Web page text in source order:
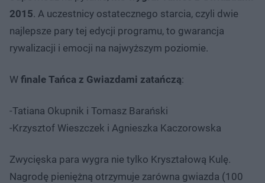
2015. A uczestnicy ostatecznego starcia, czyli dwie
najlepsze pary tej edycji programu, to gwarancja
rywalizacji i emocji na najwyższym poziomie.
W finale Tańca z Gwiazdami zatańczą:
-Tatiana Okupnik i Tomasz Barański
-Krzysztof Wieszczek i Agnieszka Kaczorowska
Zwycięska para wygra nie tylko Kryształową Kulę.
Nagrodę pieniężną otrzymuje zarówna gwiazda (100